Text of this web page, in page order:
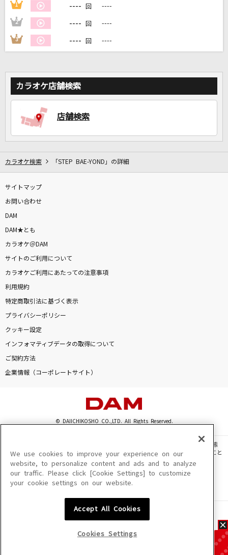
Official髭男dism
カラオケをもっと楽しもう！
1 ---- 回 ----
2 ---- 回 ----
3 ---- 回 ----
カラオケ店舗検索
店舗検索
カラオケ検索 「STEP BAE-YOND」の詳細
サイトマップ
お問い合わせ
DAM
DAM★とも
カラオケ＠DAM
サイトのご利用について
カラオケご利用にあたっての注意事項
利用規約
特定商取引法に基づく表示
プライバシーポリシー
クッキー設定
インフォマティブデータの取得について
ご契約方法
企業情報（コーポレートサイト）
© DAIICHIKOSHO CO.,LTD. All Rights Reserved.
このサイトに掲載されている一切の文章・画像・写真・動画・音声等を、手段や形態
を問わず、著作権法の定める範囲を超えて無断で複製、転載、ファイル化などすること
を禁じます。
楽曲及びコンテンツは、機種によりご利用いただけない場合があります。
楽曲及びコンテンツの配信日、配信内容が変更になる場合があります。
We use cookies to improve your experience on our
website, to personalize content and ads and to analyze
our traffic. Please click [Cookie Settings] to customize
your cookie settings on our website.
Accept All Cookies
Cookies Settings